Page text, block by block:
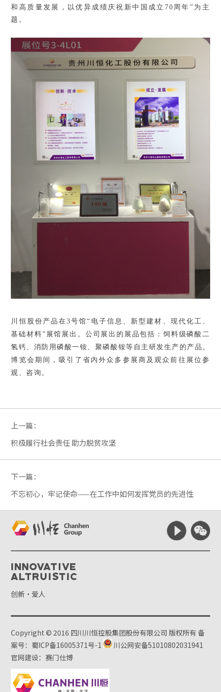
和高质量发展，以优异成绩庆祝新中国成立70周年”为主
题。
川恒股份产品在3号馆“电子信息、新型建材、现代化工、
基础材料”展馆展出。公司展出的展品包括：饲料级磷酸二
氢钙、消防用磷酸一铵、聚磷酸铵等自主研发生产的产品。
博览会期间，吸引了省内外众多参展商及观众前往展位参
观、咨询。
上一篇：
积极履行社会责任 助力脱贫攻坚
下一篇：
不忘初心，牢记使命——在工作中如何发挥党员的先进性
Innovative
Altruistic
创新·爱人
Copyright © 2016 四川川恒控股集团股份有限公司 版权所有备
案号：蜀ICP备16005371号-1
川公网安备51010802031941
官网建设：赛门仕博